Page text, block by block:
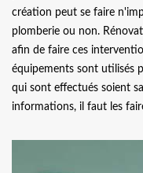
création peut se faire
plomberie ou non.
afin de faire ces
équipements sont utilisés
qui sont effectués soient
informations, il faut les